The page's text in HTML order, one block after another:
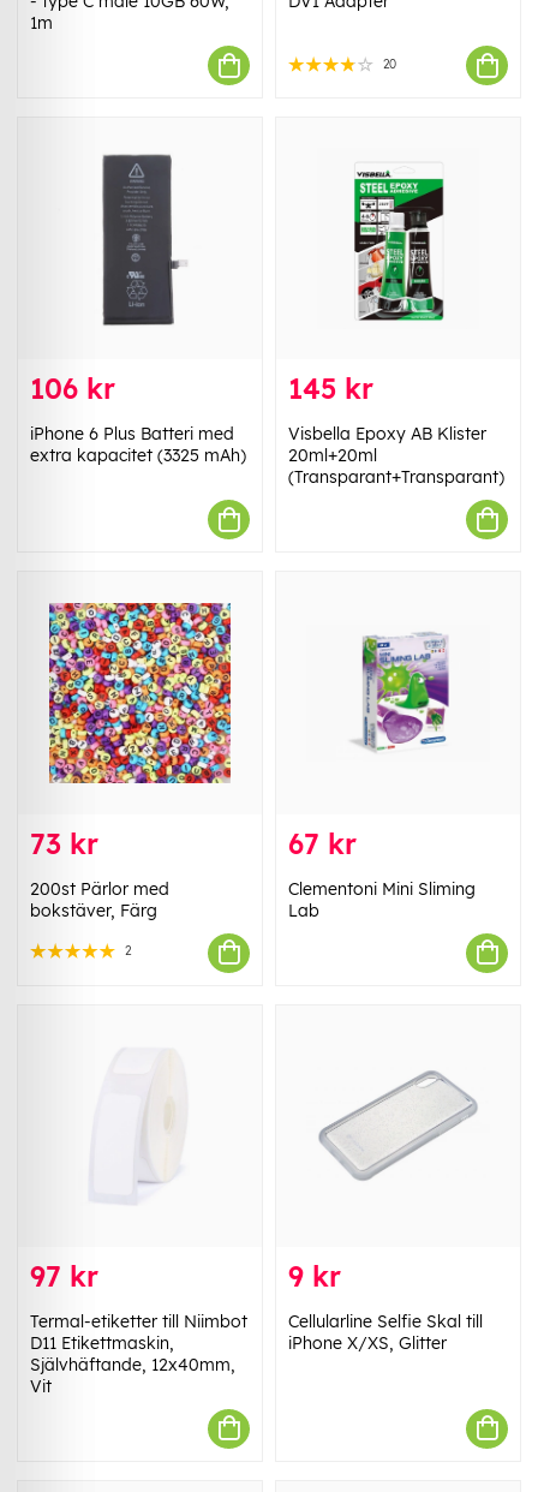
1m
20
106 kr
iPhone 6 Plus Batteri med
extra kapacitet (3325 mAh)
145 kr
Visbella Epoxy AB Klister
20ml+20ml
(Transparant+Transparant)
73 kr
200st Pärlor med
bokstäver, Färg
2
67 kr
Clementoni Mini Sliming
Lab
97 kr
Termal-etiketter till Niimbot
D11 Etikettmaskin,
Självhäftande, 12x40mm,
Vit
9 kr
Cellularline Selfie Skal till
iPhone X/XS, Glitter